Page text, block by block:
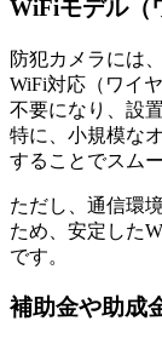
WiFiモデル（
防犯カメラには
WiFi対応（ワイ
不要になり、設
特に、小規模な
することでスム
ただし、通信環
ため、安定した
です。
補助金や助成